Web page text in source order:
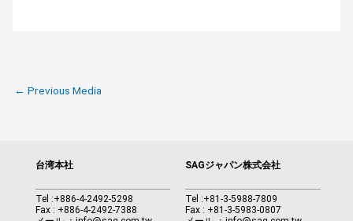
← Previous Media
台湾本社
Tel :+886-4-2492-5298
Fax : +886-4-2492-7388
SAGジャパン株式会社
Tel :+81-3-5988-7809
Fax : +81-3-5983-0807